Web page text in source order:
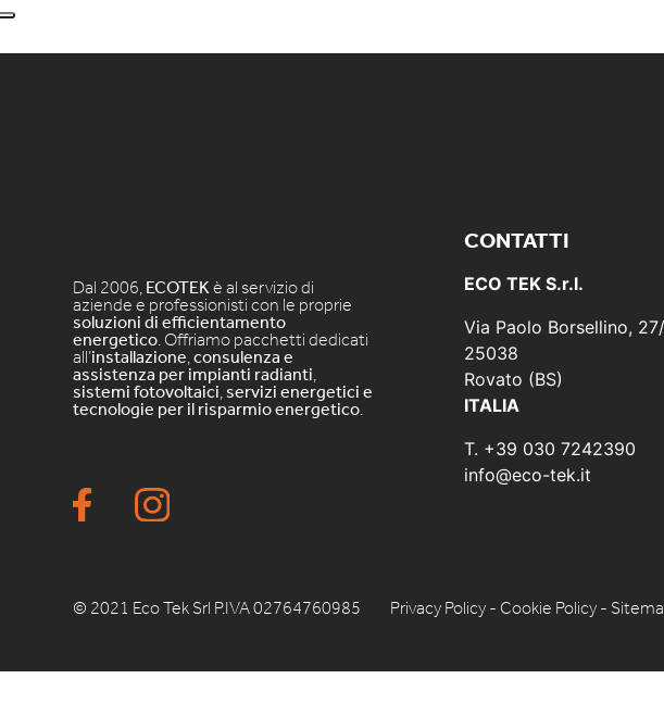
Dal 2006, ECOTEKè al servizio di
aziende e professionisti con le proprie
soluzioni di efficientamento
energetico. Offriamo pacchetti dedicati
all’installazione,consulenza e
assistenza per impianti radianti,
sistemi fotovoltaici, servizi energetici e
tecnologie per il risparmio energetico.
CONTATTI
ECO TEK S.r.l.
Via Paolo Borsellino,
25038
Rovato (BS)
ITALIA
T. +39 030 7242390
info@eco-tek.it
© 2021 Eco Tek Srl P.IVA 02764760985 Privacy Policy - Cookie Policy -